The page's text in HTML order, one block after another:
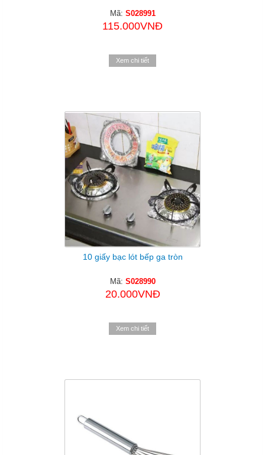
Mã: S028991
115.000VNĐ
Xem chi tiết
10 giấy bạc lót bếp ga tròn
Mã: S028990
20.000VNĐ
Xem chi tiết